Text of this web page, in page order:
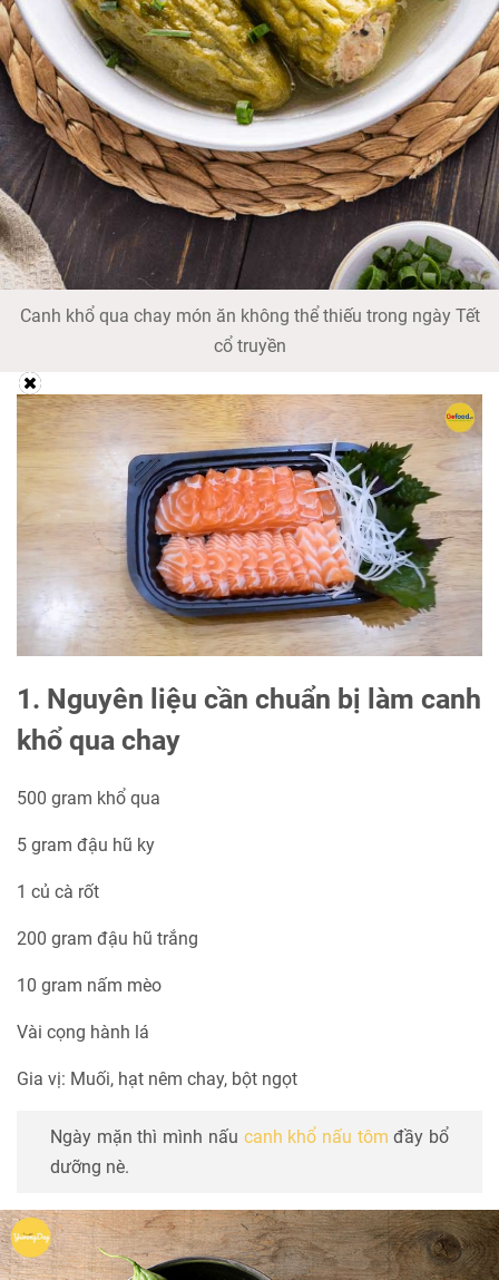
Canh khổ qua chay món ăn không thể thiếu trong ngày Tết
cổ truyền
1. Nguyên liệu cần chuẩn bị làm canh
khổ qua chay
500 gram khổ qua
5 gram đậu hũ ky
1 củ cà rốt
200 gram đậu hũ trắng
10 gram nấm mèo
Vài cọng hành lá
Gia vị: Muối, hạt nêm chay, bột ngọt
Ngày mặn thì mình nấu canh khổ nấu tôm đầy bổ
dưỡng nè.